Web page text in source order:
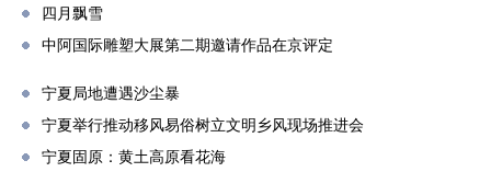
四月飘雪
中阿国际雕塑大展第二期邀请作品在京评定
宁夏局地遭遇沙尘暴
宁夏举行推动移风易俗树立文明乡风现场推进会
宁夏固原：黄土高原看花海